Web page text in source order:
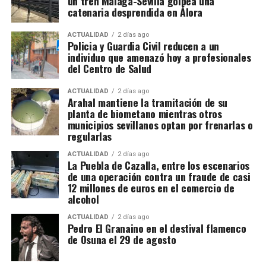
redonda» de la Plaza de los Hortelanos. Antonio
García Pargañeda recibió cuatro varas en los
Arquillos de la Rosa con obligación de edificar en
quince días. Pedro del Campillo solicitó intervenir
sobre un «terraplén intermedio entre las murallas».
detenidas y otras cuatro investigadas. Hacienda
calcula provisionalmente en 11,9 millones de euros
las cuotas de IVA presuntamente defraudadas
durante los ejercicios fiscales comprendidos entre
2018 y 2025. La cifra, advierten los investigadores,
todavía podría aumentar a medida que se estudie la
documentación intervenida.
Registros en La Puebla de Cazalla
La conexión con La Puebla no es meramente
territorial. La fase operativa se desarrolló el pasado
14 de julio de 2026 y comprendió nueve entradas y
registros en sociedades mercantiles situadas en La
Puebla de Cazalla, Valencia, Badajoz y Córdoba,
además del registro de un domicilio particular en La
Puebla de Cazalla. La información oficial no precisa,
al menos por ahora, cuántas de las nueve empresas
registradas se encontraban concretamente en el
catenaria desprendida en Álora
ACTUALIDAD 2 días ago
Policia y Guardia Civil reducen a un
individuo que amenazó hoy a profesionales
del Centro de Salud
ACTUALIDAD 2 días ago
Arahal mantiene la tramitación de su
planta de biometano mientras otros
municipios sevillanos optan por frenarlas o
regularlas
ACTUALIDAD 2 días ago
La Puebla de Cazalla, entre los escenarios
de una operación contra un fraude de casi
12 millones de euros en el comercio de
alcohol
ACTUALIDAD 2 días ago
Pedro El Granaino en el destival flamenco
de Osuna el 29 de agosto